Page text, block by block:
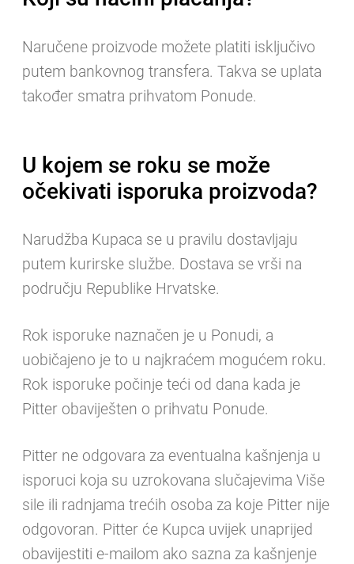
Naručene proizvode možete platiti isključivo
putem bankovnog transfera. Takva se uplata
također smatra prihvatom Ponude.
U kojem se roku se može
očekivati isporuka proizvoda?
Narudžba Kupaca se u pravilu dostavljaju
putem kurirske službe. Dostava se vrši na
području Republike Hrvatske.
Rok isporuke naznačen je u Ponudi, a
uobičajeno je to u najkraćem mogućem roku.
Rok isporuke počinje teći od dana kada je
Pitter obaviješten o prihvatu Ponude.
Pitter ne odgovara za eventualna kašnjenja u
isporuci koja su uzrokovana slučajevima Više
sile ili radnjama trećih osoba za koje Pitter nije
odgovoran. Pitter će Kupca uvijek unaprijed
obavijestiti e-mailom ako sazna za kašnjenje